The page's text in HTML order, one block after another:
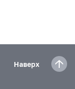
Наверх